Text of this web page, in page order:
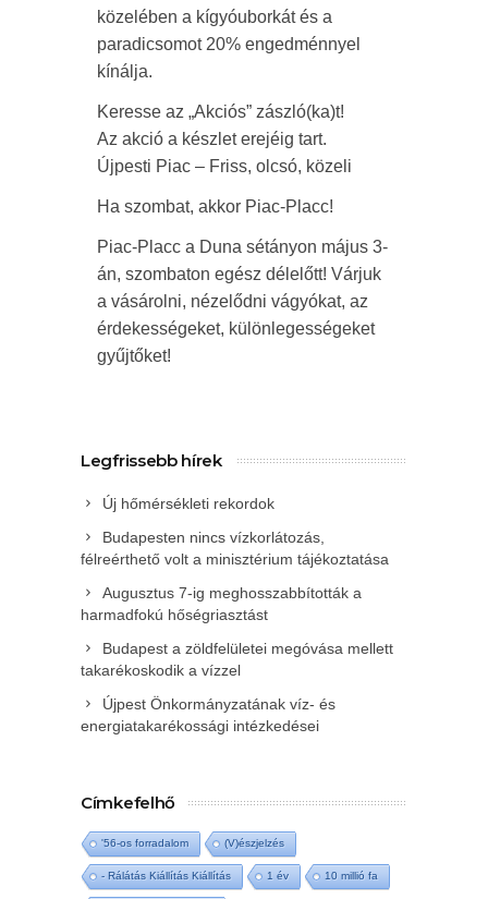
közelében a kígyóuborkát és a
paradicsomot 20% engedménnyel
kínálja.
Keresse az „Akciós” zászló(ka)t!
Az akció a készlet erejéig tart.
Újpesti Piac – Friss, olcsó, közeli
Ha szombat, akkor Piac-Placc!
Piac-Placc a Duna sétányon május 3-
án, szombaton egész délelőtt! Várjuk
a vásárolni, nézelődni vágyókat, az
érdekességeket, különlegességeket
gyűjtőket!
Legfrissebb hírek
Új hőmérsékleti rekordok
Budapesten nincs vízkorlátozás,
félreérthető volt a minisztérium tájékoztatása
Augusztus 7-ig meghosszabbították a
harmadfokú hőségriasztást
Budapest a zöldfelületei megóvása mellett
takarékoskodik a vízzel
Újpest Önkormányzatának víz- és
energiatakarékossági intézkedései
Címkefelhő
'56-os forradalom (V)észjelzés
- Rálátás Kiállítás Kiállítás 1 év 10 millió fa